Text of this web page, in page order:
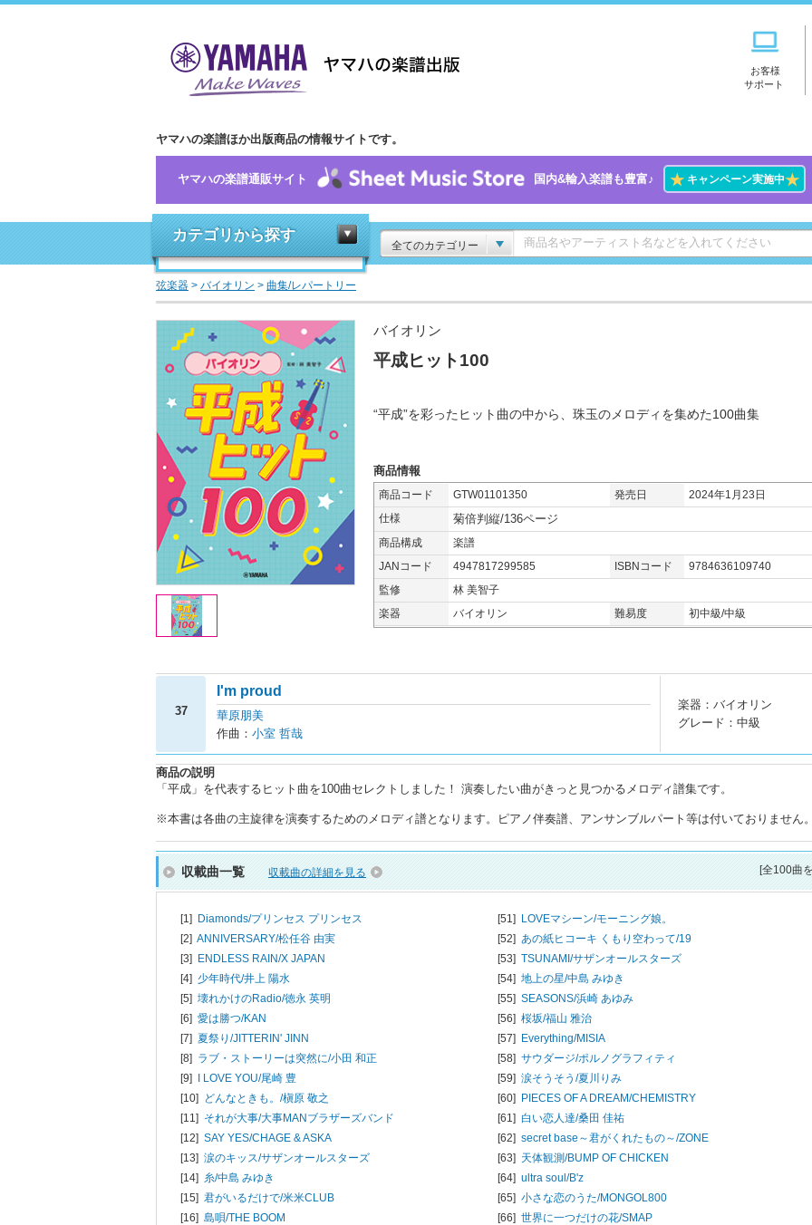
お客様
サポート
ヤマハの楽譜ほか出版商品の情報サイトです。
ヤマハの楽譜通販サイト 国内&輸入楽譜も豊富♪ ★キャンペーン実施中★
カテゴリから探す
全てのカテゴリー
弦楽器 > バイオリン > 曲集/レパートリー
バイオリン
平成ヒット100
“平成”を彩ったヒット曲の中から、珠玉のメロディを集めた100曲集
商品情報
商品コード GTW01101350 発売日
2024年1月23日
仕様
菊倍判縦/136ページ
商品構成
楽譜
JANコード
4947817299585 ISBNコード
9784636109740
監修
林 美智子
楽器
バイオリン 難易度 初中級/中級
37
I'm proud
華原朋美
作曲： 小室 哲哉
楽器：バイオリン
グレード：中級
商品の説明
「平成」を代表するヒット曲を100曲セレクトしました！ 演奏したい曲がきっと見つかるメロディ譜集です。
※本書は各曲の主旋律を演奏するためのメロディ譜となります。ピアノ伴奏譜、アンサンブルパート等は付いておりません。
収載曲一覧 収載曲の詳細を見る [全100曲
[1] Diamonds/プリンセス プリンセス
[2] ANNIVERSARY/松任谷 由実
[3] ENDLESS RAIN/X JAPAN
[4] 少年時代/井上 陽水
[5] 壊れかけのRadio/徳永 英明
[6] 愛は勝つ/KAN
[7] 夏祭り/JITTERIN' JINN
[8] ラブ・ストーリーは突然に/小田 和正
[9] I LOVE YOU/尾崎 豊
[10] どんなときも。/槇原 敬之
[11] それが大事/大事MANブラザーズバンド
[12] SAY YES/CHAGE & ASKA
[13] 涙のキッス/サザンオールスターズ
[14] 糸/中島 みゆき
[15] 君がいるだけで/米米CLUB
[16] 島唄/THE BOOM
[51] LOVEマシーン/モーニング娘。
[52] あの紙ヒコーキ くもり空わって/19
[53] TSUNAMI/サザンオールスターズ
[54] 地上の星/中島 みゆき
[55] SEASONS/浜崎 あゆみ
[56] 桜坂/福山 雅治
[57] Everything/MISIA
[58] サウダージ/ポルノグラフィティ
[59] 涙そうそう/夏川りみ
[60] PIECES OF A DREAM/CHEMISTRY
[61] 白い恋人達/桑田 佳祐
[62] secret base～君がくれたもの～/ZONE
[63] 天体観測/BUMP OF CHICKEN
[64] ultra soul/B'z
[65] 小さな恋のうた/MONGOL800
[66] 世界に一つだけの花/SMAP